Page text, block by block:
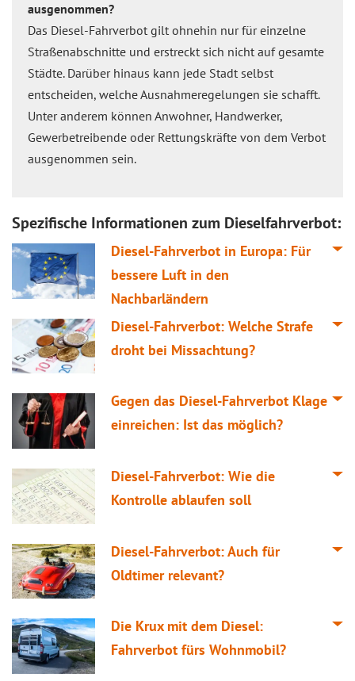
ausgenommen?
Das Diesel-Fahrverbot gilt ohnehin nur für einzelne
Straßenabschnitte und erstreckt sich nicht auf gesamte
Städte. Darüber hinaus kann jede Stadt selbst
entscheiden, welche Ausnahmeregelungen sie schafft.
Unter anderem können Anwohner, Handwerker,
Gewerbetreibende oder Rettungskräfte von dem Verbot
ausgenommen sein.
Spezifische Informationen zum Dieselfahrverbot:
Diesel-Fahrverbot in Europa: Für
bessere Luft in den
Nachbarländern
Diesel-Fahrverbot: Welche Strafe
droht bei Missachtung?
Gegen das Diesel-Fahrverbot Klage
einreichen: Ist das möglich?
Diesel-Fahrverbot: Wie die
Kontrolle ablaufen soll
Diesel-Fahrverbot: Auch für
Oldtimer relevant?
Die Krux mit dem Diesel:
Fahrverbot fürs Wohnmobil?